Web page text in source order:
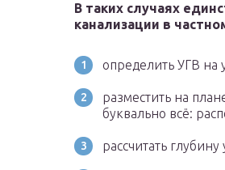
В таких случаях
канализации в
определить УГВ на
разместить на
буквально всё:
рассчитать